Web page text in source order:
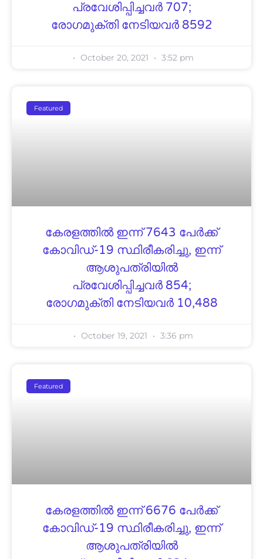
പ്രവേശിപ്പിച്ചവര്‍ 707;
രോഗമുക്തി നേടിയവര്‍ 8592
October 20, 2021 3:52 pm
Featured
കേരളത്തിൽ ഇന്ന് 7643 പേര്‍ക്ക്
കോവിഡ്-19 സ്ഥിരീകരിച്ചു, ഇന്ന്
ആശുപത്രിയില്‍
പ്രവേശിപ്പിച്ചവര്‍ 854;
രോഗമുക്തി നേടിയവര്‍ 10,488
October 19, 2021 3:36 pm
Featured
കേരളത്തിൽ ഇന്ന് 6676 പേര്‍ക്ക്
കോവിഡ്-19 സ്ഥിരീകരിച്ചു, ഇന്ന്
ആശുപത്രിയില്‍